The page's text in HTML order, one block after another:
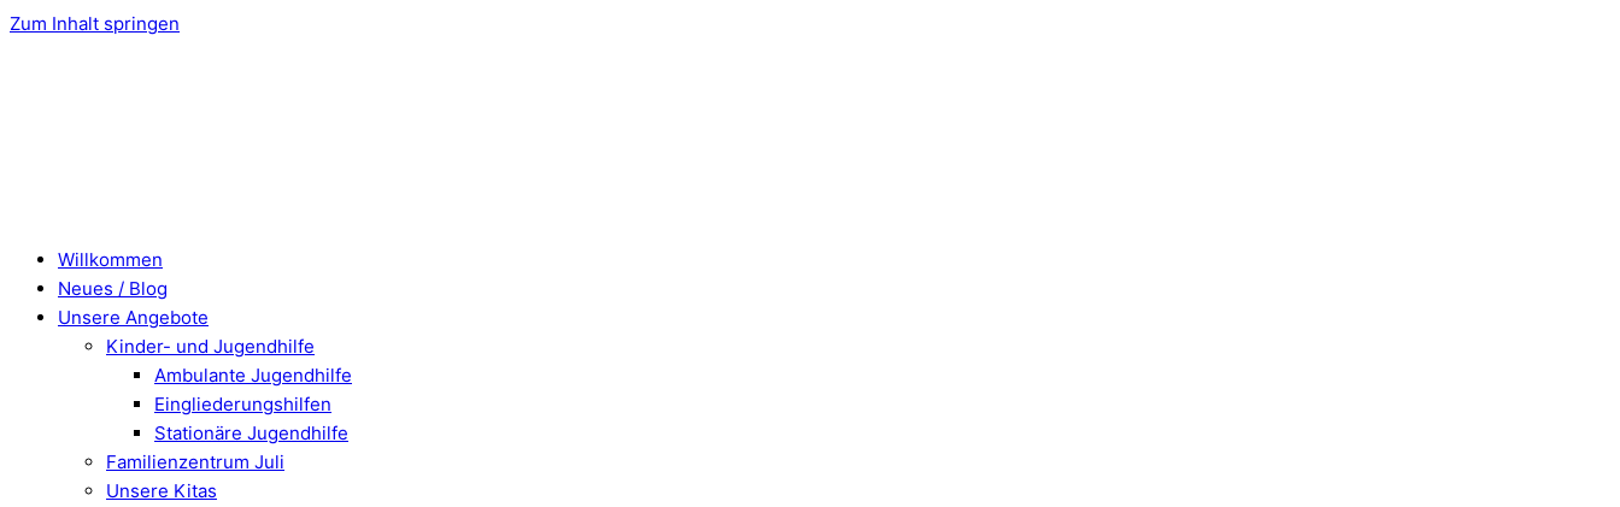
Zum Inhalt springen
Willkommen
Neues / Blog
Unsere Angebote
Kinder- und Jugendhilfe
Ambulante Jugendhilfe
Eingliederungshilfen
Stationäre Jugendhilfe
Familienzentrum Juli
Unsere Kitas